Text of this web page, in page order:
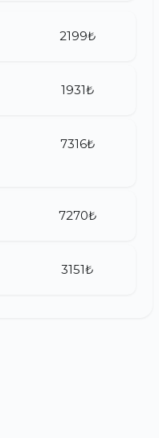
2199₺
1931₺
7316₺
7270₺
3151₺